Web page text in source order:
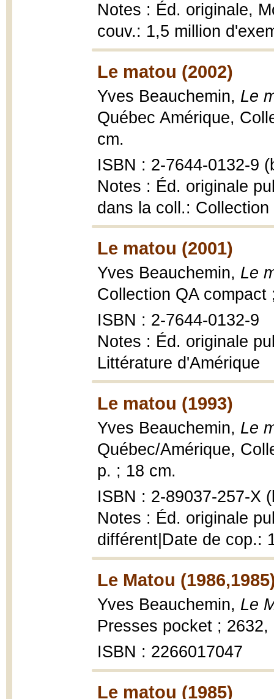
Notes : Éd. originale,
couv.: 1,5 million
Le matou (2002)
Yves Beauchemin, Le
Québec Amérique,
cm.
ISBN : 2-7644-0132-9
Notes : Éd. originale
dans la coll.:
Le matou (2001)
Yves Beauchemin, Le
Collection QA compact
ISBN : 2-7644-0132-9
Notes : Éd. originale
Littérature d'Amérique
Le matou (1993)
Yves Beauchemin, Le
Québec/Amérique,
p. ; 18 cm.
ISBN : 2-89037-257-X
Notes : Éd. originale
différent|Date de cop.:
Le Matou
Yves Beauchemin, Le
Presses pocket ;
ISBN : 2266017047
Le matou (1985)